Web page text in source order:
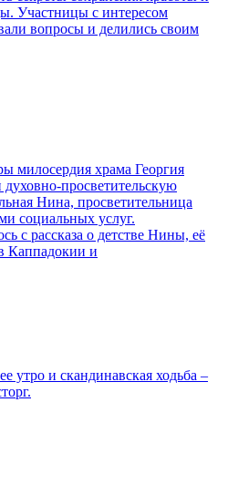
Участницы с интересом
вопросы и делились своим
милосердия храма Георгия
просветительскую
Нина, просветительница
социальных услуг.
с рассказа о детстве Нины, её
Каппадокии и
утро и скандинавская ходьба –